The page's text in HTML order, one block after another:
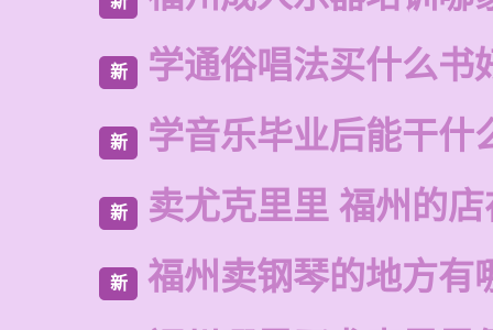
新 学通俗唱法买什么书
新 学音乐毕业后能干什
新 卖尤克里里 福州的
新 福州卖钢琴的地方有